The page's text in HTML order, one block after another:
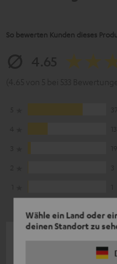
Wähle ein Land oder
deinen Standort zu
So bewerten Kunden dieses
Wir sind sehr